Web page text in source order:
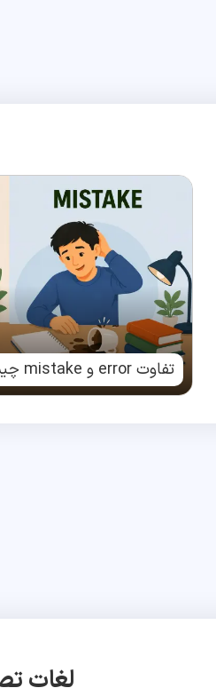
تفاوت error و mistake چیست؟